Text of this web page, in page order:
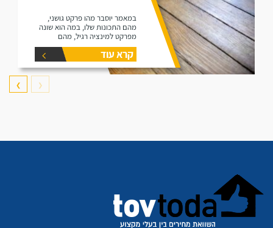
במאמר יוסבר מהו פרקט גושני,
מהם התכונות שלו, במה הוא שונה
מפרקט למינציה רגיל, מהם
היתרונות שלו ומהם החסרונות שלו.
קרא עוד
❮
❯